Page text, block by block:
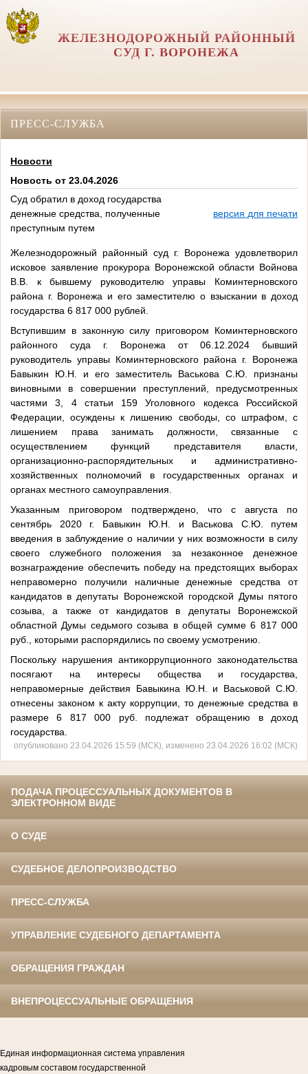
ЖЕЛЕЗНОДОРОЖНЫЙ РАЙОННЫЙ
СУД Г. ВОРОНЕЖА
ПРЕСС-СЛУЖБА
Новости
Новость от 23.04.2026
Суд обратил в доход государства
денежные средства, полученные
преступным путем
версия для печати
Железнодорожный районный суд г. Воронежа удовлетворил
исковое заявление прокурора Воронежской области Войнова
В.В. к бывшему руководителю управы Коминтерновского
района г. Воронежа и его заместителю о взыскании в доход
государства 6 817 000 рублей.
Вступившим в законную силу приговором Коминтерновского
районного суда г. Воронежа от 06.12.2024 бывший
руководитель управы Коминтерновского района г. Воронежа
Бавыкин Ю.Н. и его заместитель Васькова С.Ю. признаны
виновными в совершении преступлений, предусмотренных
частями 3, 4 статьи 159 Уголовного кодекса Российской
Федерации, осуждены к лишению свободы, со штрафом, с
лишением права занимать должности, связанные с
осуществлением функций представителя власти,
организационно-распорядительных и административно-
хозяйственных полномочий в государственных органах и
органах местного самоуправления.
Указанным приговором подтверждено, что с августа по
сентябрь 2020 г. Бавыкин Ю.Н. и Васькова С.Ю. путем
введения в заблуждение о наличии у них возможности в силу
своего служебного положения за незаконное денежное
вознаграждение обеспечить победу на предстоящих выборах
неправомерно получили наличные денежные средства от
кандидатов в депутаты Воронежской городской Думы пятого
созыва, а также от кандидатов в депутаты Воронежской
областной Думы седьмого созыва в общей сумме 6 817 000
руб., которыми распорядились по своему усмотрению.
Поскольку нарушения антикоррупционного законодательства
посягают на интересы общества и государства,
неправомерные действия Бавыкина Ю.Н. и Васьковой С.Ю.
отнесены законом к акту коррупции, то денежные средства в
размере 6 817 000 руб. подлежат обращению в доход
государства.
опубликовано 23.04.2026 15:59 (МСК), изменено 23.04.2026 16:02 (МСК)
ПОДАЧА ПРОЦЕССУАЛЬНЫХ ДОКУМЕНТОВ В
ЭЛЕКТРОННОМ ВИДЕ
О СУДЕ
СУДЕБНОЕ ДЕЛОПРОИЗВОДСТВО
ПРЕСС-СЛУЖБА
УПРАВЛЕНИЕ СУДЕБНОГО ДЕПАРТАМЕНТА
ОБРАЩЕНИЯ ГРАЖДАН
ВНЕПРОЦЕССУАЛЬНЫЕ ОБРАЩЕНИЯ
Единая информационная система управления
кадровым составом государственной